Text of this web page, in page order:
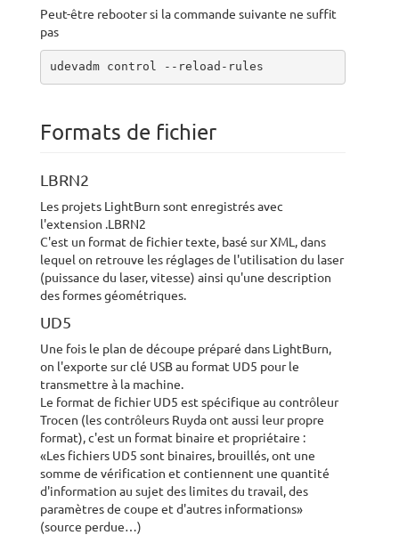
Peut-être rebooter si la commande suivante ne suffit
pas
udevadm control --reload-rules
Formats de fichier
LBRN2
Les projets LightBurn sont enregistrés avec
l'extension .LBRN2
C'est un format de fichier texte, basé sur XML, dans
lequel on retrouve les réglages de l'utilisation du laser
(puissance du laser, vitesse) ainsi qu'une description
des formes géométriques.
UD5
Une fois le plan de découpe préparé dans LightBurn,
on l'exporte sur clé USB au format UD5 pour le
transmettre à la machine.
Le format de fichier UD5 est spécifique au contrôleur
Trocen (les contrôleurs Ruyda ont aussi leur propre
format), c'est un format binaire et propriétaire :
«Les fichiers UD5 sont binaires, brouillés, ont une
somme de vérification et contiennent une quantité
d'information au sujet des limites du travail, des
paramètres de coupe et d'autres informations»
(source perdue…)